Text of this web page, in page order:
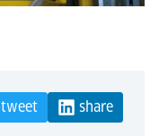
tweet share